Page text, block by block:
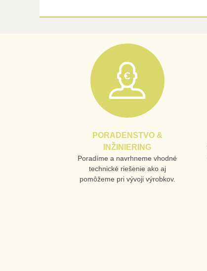
PORADENSTVO &
INŽINIERING
Poradíme a navrhneme vhodné
technické riešenie ako aj
pomôžeme pri vývoji výrobkov.